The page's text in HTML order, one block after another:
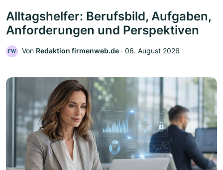
Alltagshelfer: Berufsbild, Aufgaben,
Anforderungen und Perspektiven
FW Von Redaktion firmenweb.de ‧ 06. August 2026